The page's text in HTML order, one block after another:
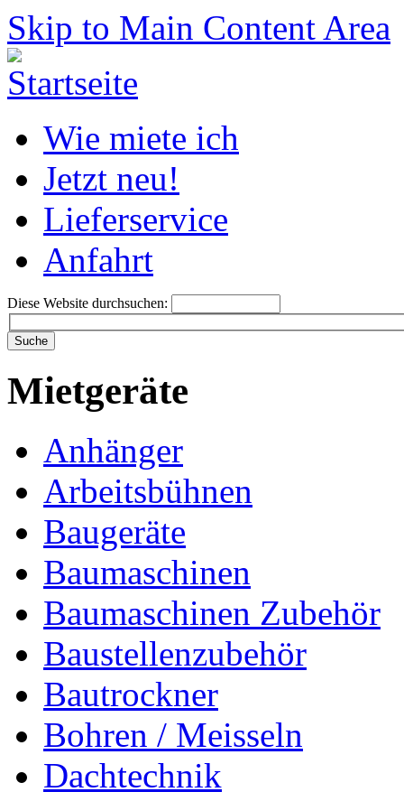
Skip to Main Content Area
Wie miete ich
Jetzt neu!
Lieferservice
Anfahrt
Diese Website durchsuchen:
Mietgeräte
Anhänger
Arbeitsbühnen
Baugeräte
Baumaschinen
Baumaschinen Zubehör
Baustellenzubehör
Bautrockner
Bohren / Meisseln
Dachtechnik